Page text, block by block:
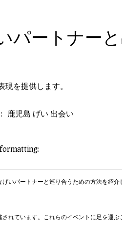
パートナー
を提供します。
鹿児島 げい 出会い
いパートナーと巡り合うための方法を
れています。これらのイベントに足を運